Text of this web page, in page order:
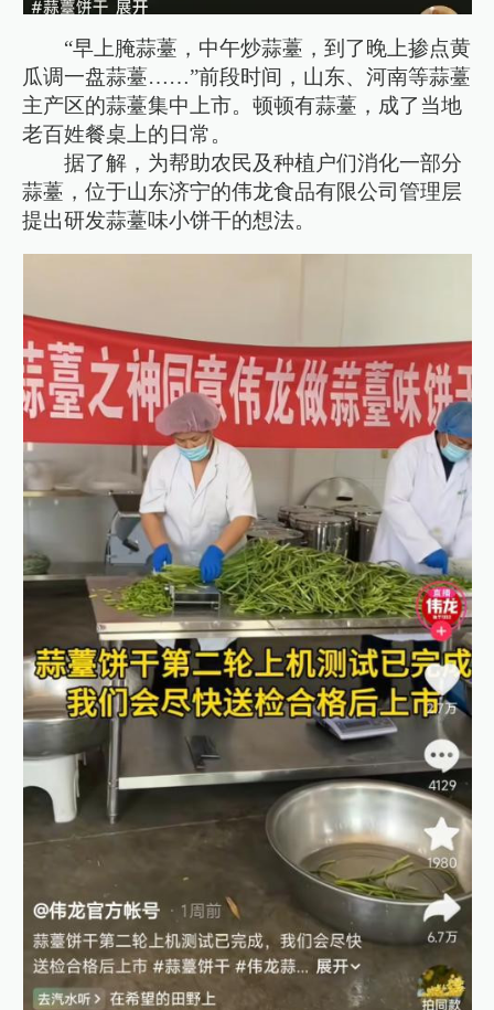
“早上腌蒜薹，中午炒蒜薹，到了晚上掺点黄
瓜调一盘蒜薹……”前段时间，山东、河南等蒜薹
主产区的蒜薹集中上市。顿顿有蒜薹，成了当地
老百姓餐桌上的日常。
据了解，为帮助农民及种植户们消化一部分
蒜薹，位于山东济宁的伟龙食品有限公司管理层
提出研发蒜薹味小饼干的想法。